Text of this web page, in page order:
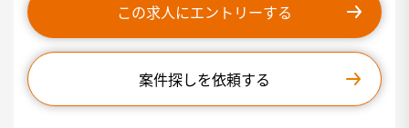
この求人にエントリーする
案件探しを依頼する